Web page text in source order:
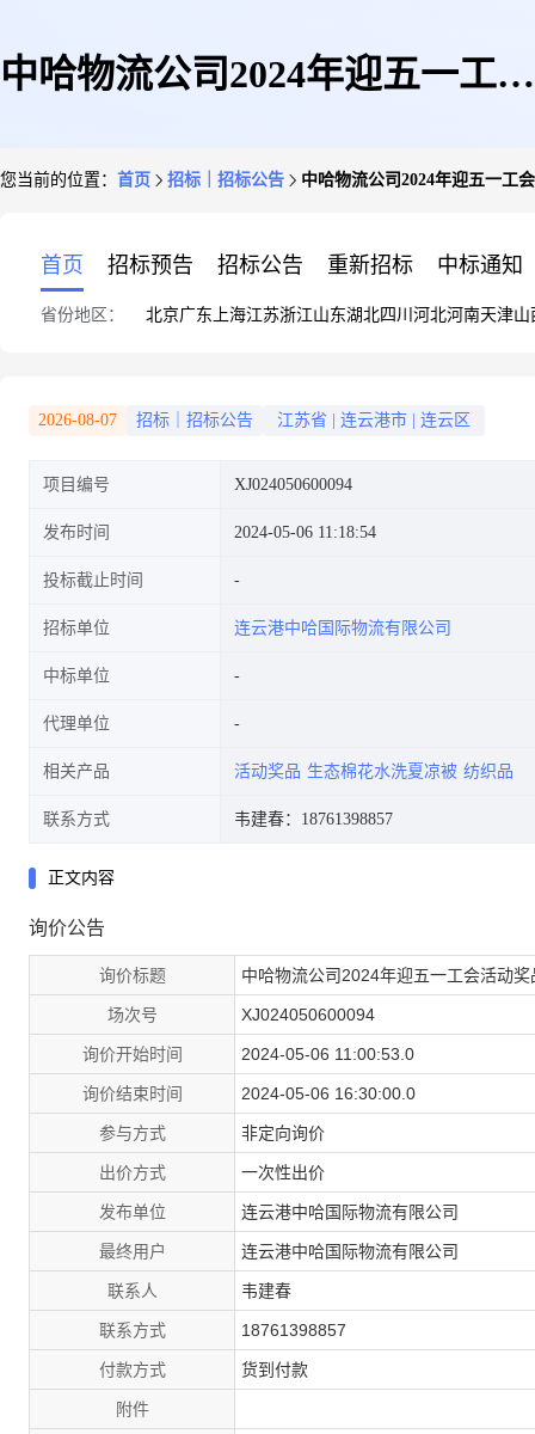
中哈物流公司2024年迎五一工会
您当前的位置： 首页 招标｜招标公告 中哈物流公司2024年迎五一工
首页 招标预告 招标公告 重新招标 中标通知
省份地区： 北京广东 上海江苏浙江山东湖北四川 河北河南天津山
2026-08-07 招标｜招标公告 江苏省 连云港市 连云区
项目编号 XJ024050600094
发布时间 2024-05-06 11:18:54
投标截止时间
招标单位 连云港中哈国际物流有限公司
中标单位
代理单位
相关产品 活动奖品 生态棉花水洗夏凉被 纺织品
联系方式 韦建春：18761398857
正文内容
询价公告
询价标题 中哈物流公司2024年迎五一工会活动奖
场次号 XJ024050600094
询价开始时间 2024-05-06 11:00:53.0
询价结束时间 2024-05-06 16:30:00.0
参与方式 非定向询价
出价方式 一次性出价
发布单位 连云港中哈国际物流有限公司
最终用户 连云港中哈国际物流有限公司
联系人 韦建春
联系方式 18761398857
付款方式 货到付款
附件